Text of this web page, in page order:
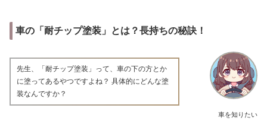
車の「耐チップ塗装」とは？長持ちの秘訣！
車を知りたい
先生、「耐チップ塗装」って、車の下の方とか
に塗ってあるやつですよね？ 具体的にどんな塗
装なんですか？